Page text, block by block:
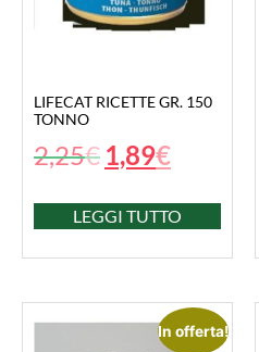
LIFECAT RICETTE GR. 150
TONNO
2,25€ 1,89€
LEGGI TUTTO
In offerta!